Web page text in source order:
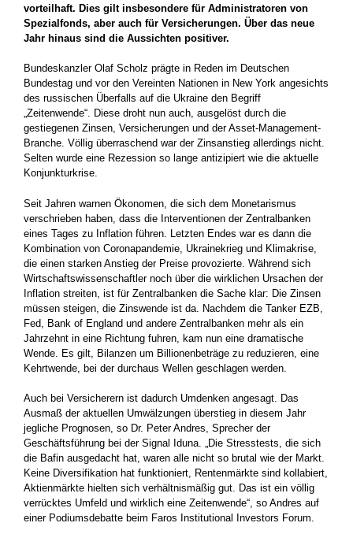
vorteilhaft. Dies gilt insbesondere für Administratoren von
Spezialfonds, aber auch für Versicherungen. Über das neue
Jahr hinaus sind die Aussichten positiver.
Bundeskanzler Olaf Scholz prägte in Reden im Deutschen
Bundestag und vor den Vereinten Nationen in New York angesichts
des russischen Überfalls auf die Ukraine den Begriff
„Zeitenwende“. Diese droht nun auch, ausgelöst durch die
gestiegenen Zinsen, Versicherungen und der Asset-Management-
Branche. Völlig überraschend war der Zinsanstieg allerdings nicht.
Selten wurde eine Rezession so lange antizipiert wie die aktuelle
Konjunkturkrise.
Seit Jahren warnen Ökonomen, die sich dem Monetarismus
verschrieben haben, dass die Interventionen der Zentralbanken
eines Tages zu Inflation führen. Letzten Endes war es dann die
Kombination von Coronapandemie, Ukrainekrieg und Klimakrise,
die einen starken Anstieg der Preise provozierte. Während sich
Wirtschaftswissenschaftler noch über die wirklichen Ursachen der
Inflation streiten, ist für Zentralbanken die Sache klar: Die Zinsen
müssen steigen, die Zinswende ist da. Nachdem die Tanker EZB,
Fed, Bank of England und andere Zentralbanken mehr als ein
Jahrzehnt in eine Richtung fuhren, kam nun eine dramatische
Wende. Es gilt, Bilanzen um Billionenbeträge zu reduzieren, eine
Kehrtwende, bei der durchaus Wellen geschlagen werden.
Auch bei Versicherern ist dadurch Umdenken angesagt. Das
Ausmaß der aktuellen Umwälzungen überstieg in diesem Jahr
jegliche Prognosen, so Dr. Peter Andres, Sprecher der
Geschäftsführung bei der Signal Iduna. „Die Stresstests, die sich
die Bafin ausgedacht hat, waren alle nicht so brutal wie der Markt.
Keine Diversifikation hat funktioniert, Rentenmärkte sind kollabiert,
Aktienmärkte hielten sich verhältnismäßig gut. Das ist ein völlig
verrücktes Umfeld und wirklich eine Zeitenwende“, so Andres auf
einer Podiumsdebatte beim Faros Institutional Investors Forum.